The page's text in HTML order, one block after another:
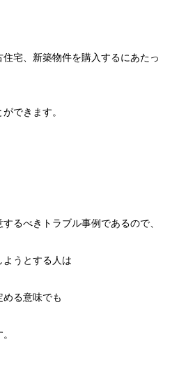
宅、新築物件を購入するにあたっ
できます。
るべきトラブル事例であるので、
うとする人は
る意味でも